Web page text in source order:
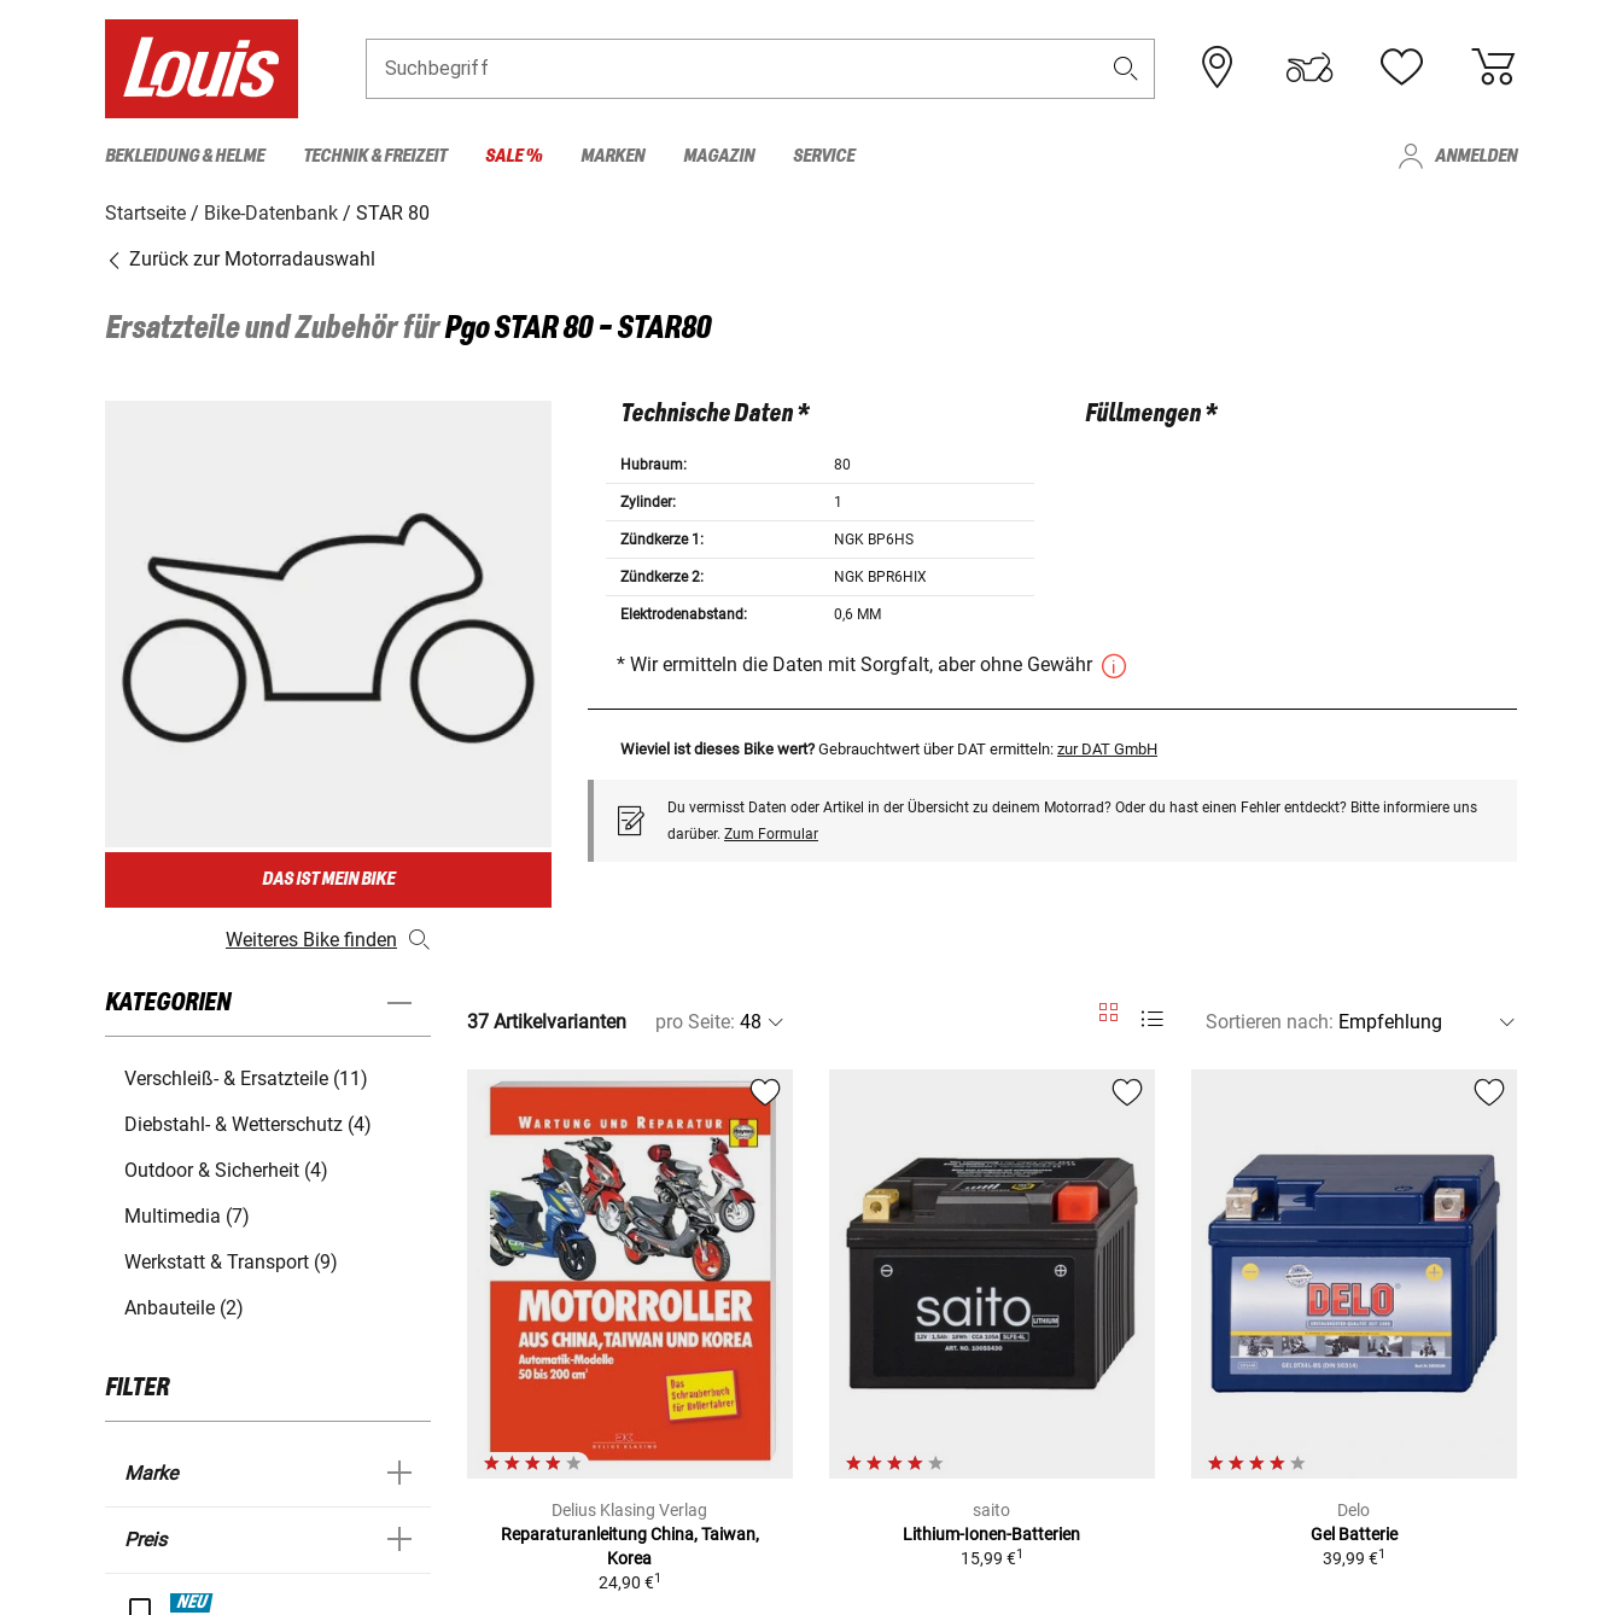
Suchbegriff
BEKLEIDUNG & HELME TECHNIK & FREIZEIT SALE % MARKEN MAGAZIN SERVICE ANMELDEN
Startseite Bike-Datenbank
STAR 80
Zurück zur Motorradauswahl
Ersatzteile und Zubehör fürPgoSTAR 80 - STAR80
DAS IST MEIN BIKE
Weiteres Bike finden
Technische Daten *
Hubraum: 80
Zylinder: 1
Zündkerze 1: NGK BP6HS
Zündkerze 2: NGK BPR6HIX
Elektrodenabstand: 0,6 MM
Füllmengen *
* Wir ermitteln die Daten mit Sorgfalt, aber ohne Gewähr
Wieviel ist dieses Bike wert? Gebrauchtwert über DAT ermitteln: zur DAT GmbH
Du vermisst Daten oder Artikel in der Übersicht zu deinem Motorrad? Oder du hast einen Fehler entdeckt? Bitte informiere uns
darüber. Zum Formular
KATEGORIEN
Verschleiß- & Ersatzteile (11)
Diebstahl- & Wetterschutz (4)
Outdoor & Sicherheit (4)
Multimedia (7)
Werkstatt & Transport (9)
Anbauteile (2)
FILTER
Marke
Preis
NEU
37 Artikelvarianten pro Seite: Sortieren nach:
Delius Klasing Verlag
Reparaturanleitung China, Taiwan,
Korea
24,90 €1
saito
Lithium-Ionen-Batterien
15,99 €1
Delo
Gel Batterie
39,99 €1